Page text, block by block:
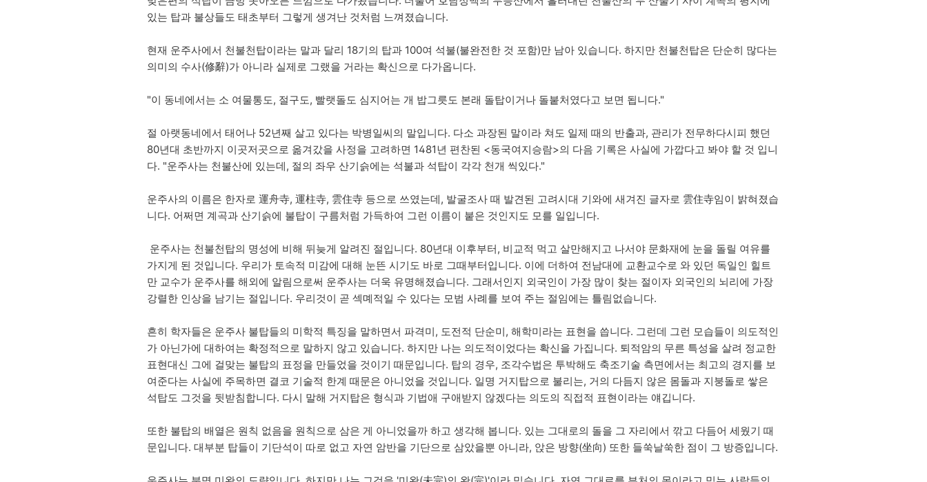
있는 탑과 불상들도 태초부터 그렇게 생겨난 것처럼 느껴졌습니다.
현재 운주사에서 천불천탑이라는 말과 달리 18기의 탑과 100여 석불(불완전한 것 포함)만 남아 있습니다. 하지만 천불천탑은 단순히 많다는
의미의 수사(修辭)가 아니라 실제로 그랬을 거라는 확신으로 다가옵니다.
"이 동네에서는 소 여물통도, 절구도, 빨랫돌도 심지어는 개 밥그릇도 본래 돌탑이거나 돌붙처였다고 보면 됩니다."
절 아랫동네에서 태어나 52년째 살고 있다는 박병일씨의 말입니다. 다소 과장된 말이라 쳐도 일제 때의 반출과, 관리가 전무하다시피 했던
80년대 초반까지 이곳저곳으로 옮겨갔을 사정을 고려하면 1481년 편찬된 <동국여지승람>의 다음 기록은 사실에 가깝다고 봐야 할 것 입니
다. "운주사는 천불산에 있는데, 절의 좌우 산기슭에는 석불과 석탑이 각각 천개 씩있다."
운주사의 이름은 한자로 運舟寺, 運柱寺, 雲住寺 등으로 쓰였는데, 발굴조사 때 발견된 고려시대 기와에 새겨진 글자로 雲住寺임이 밝혀졌습
니다. 어쩌면 계곡과 산기슭에 불탑이 구름처럼 가득하여 그런 이름이 붙은 것인지도 모를 일입니다.
운주사는 천불천탑의 명성에 비해 뒤늦게 알려진 절입니다. 80년대 이후부터, 비교적 먹고 살만해지고 나서야 문화재에 눈을 돌릴 여유를
가지게 된 것입니다. 우리가 토속적 미감에 대해 눈뜬 시기도 바로 그때부터입니다. 이에 더하여 전남대에 교환교수로 와 있던 독일인 힐트
만 교수가 운주사를 해외에 알림으로써 운주사는 더욱 유명해졌습니다. 그래서인지 외국인이 가장 많이 찾는 절이자 외국인의 뇌리에 가장
강렬한 인상을 남기는 절입니다. 우리것이 곧 섹몌적일 수 있다는 모범 사례를 보여 주는 절임에는 틀림없습니다.
흔히 학자들은 운주사 불탑들의 미학적 특징을 말하면서 파격미, 도전적 단순미, 해학미라는 표현을 씁니다. 그런데 그런 모습들이 의도적인
가 아닌가에 대하여는 확정적으로 말하지 않고 있습니다. 하지만 나는 의도적이었다는 확신을 가집니다. 퇴적암의 무른 특성을 살려 정교한
표현대신 그에 걸맞는 불탑의 표정을 만들었을 것이기 때문입니다. 탑의 경우, 조각수법은 투박해도 축조기술 측면에서는 최고의 경지를 보
여준다는 사실에 주목하면 결코 기술적 한계 때문은 아니었을 것입니다. 일명 거지탑으로 불리는, 거의 다듬지 않은 몸돌과 지붕돌로 쌓은
석탑도 그것을 뒷받침합니다. 다시 말해 거지탑은 형식과 기법애 구애받지 않겠다는 의도의 직접적 표현이라는 얘깁니다.
또한 불탑의 배열은 원칙 없음을 원칙으로 삼은 게 아니었을까 하고 생각해 봅니다. 있는 그대로의 돌을 그 자리에서 깎고 다듬어 세웠기 때
문입니다. 대부분 탑들이 기단석이 따로 없고 자연 암반을 기단으로 삼았을뿐 아니라, 앉은 방향(坐向) 또한 들쑥날쑥한 점이 그 방증입니다.